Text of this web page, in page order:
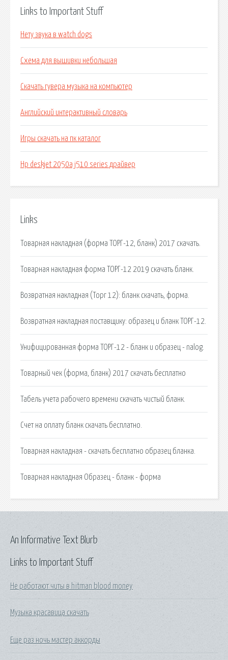
Links to Important Stuff
Нету звука в watch dogs
Схема для вышивки небольшая
Скачать гувера музыка на компьютер
Английский интерактивный словарь
Игры скачать на пк каталог
Hp deskjet 2050a j510 series драйвер
Links
Товарная накладная (форма ТОРГ-12, бланк) 2017 скачать.
Товарная накладная форма ТОРГ-12 2019 скачать бланк.
Возвратная накладная (Торг 12): бланк скачать, форма.
Возвратная накладная поставщику: образец и бланк ТОРГ-12.
Унифицированная форма ТОРГ-12 - бланк и образец - nalog.
Товарный чек (форма, бланк) 2017 скачать бесплатно
Табель учета рабочего времени скачать чистый бланк.
Счет на оплату бланк скачать бесплатно.
Товарная накладная - скачать бесплатно образец бланка.
Товарная накладная Образец - бланк - форма
Links to Important Stuff
Не работают читы в hitman blood money
Музыка красавица скачать
Еще раз ночь мастер аккорды
An Informative Text Blurb